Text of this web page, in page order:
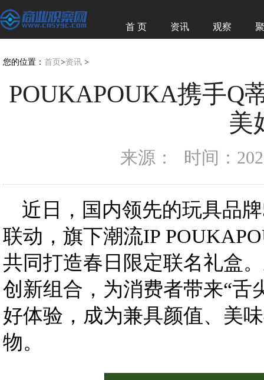
首 页 资讯 观察
您的位置： 首页 >资讯 >
POUKAPOUKA携手Q
美
来源： 时间：
近日，国内领先的玩具品
联动，旗下潮流IP
共同打造春日限定联名礼盒
创新组合，为消费者带来“舌
好体验，成为兼具颜值、美
物。